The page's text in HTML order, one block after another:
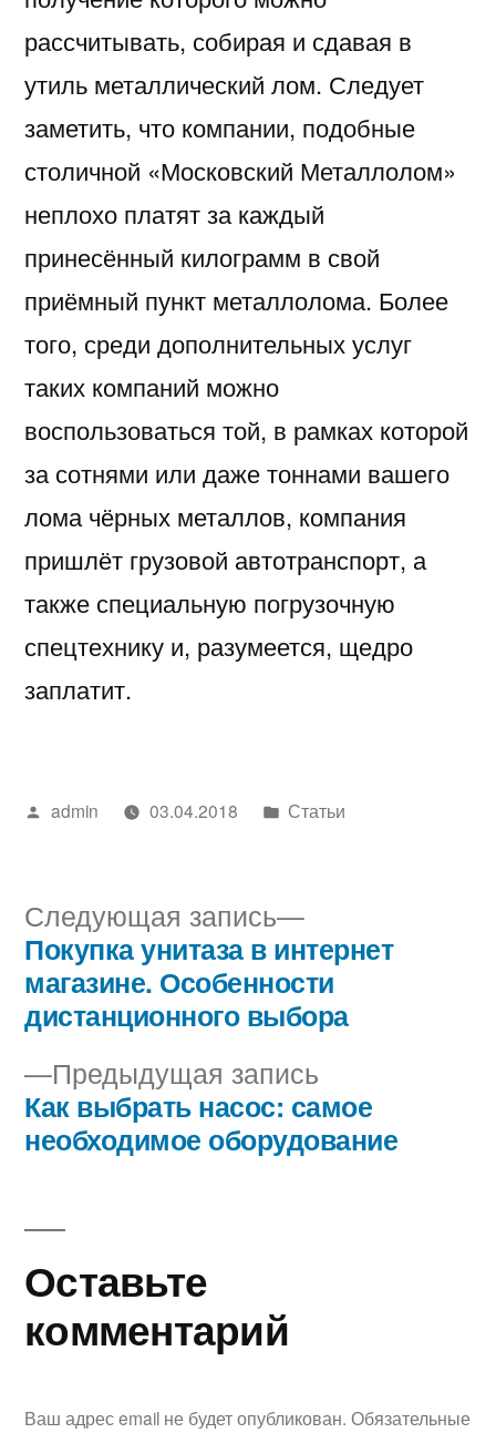
рассчитывать, собирая и сдавая в
утиль металлический лом. Следует
заметить, что компании, подобные
столичной «Московский Металлолом»
неплохо платят за каждый
принесённый килограмм в свой
приёмный пункт металлолома. Более
того, среди дополнительных услуг
таких компаний можно
воспользоваться той, в рамках которой
за сотнями или даже тоннами вашего
лома чёрных металлов, компания
пришлёт грузовой автотранспорт, а
также специальную погрузочную
спецтехнику и, разумеется, щедро
заплатит.
Написано
admin 03.04.2018
Написано
Статьи
Навигация
по
записям
Предыдущая запись
запись:
Как выбрать насос: самое
необходимое оборудование
Следующая запись
Следующая
запись:
Покупка унитаза в интернет
магазине. Особенности
дистанционного выбора
Оставьте
комментарий
Ваш адрес email не будет опубликован. Обязательные